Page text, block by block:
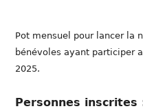
Pot mensuel pour lancer la
bénévoles ayant participer
2025.
Personnes inscrites